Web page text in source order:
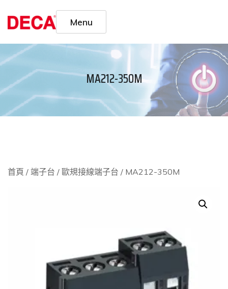
Menu
MA212-350M
首頁 / 端子台 / 歐規接線端子台 / MA212-350M